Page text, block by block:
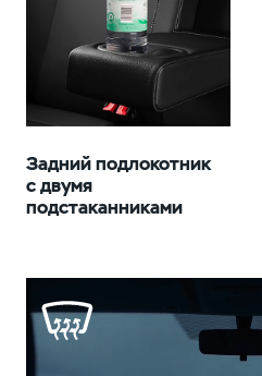
Задний подлокотник
с двумя
подстаканниками